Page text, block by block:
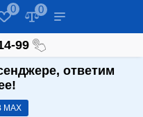
0 0
99
ответим
МАХ